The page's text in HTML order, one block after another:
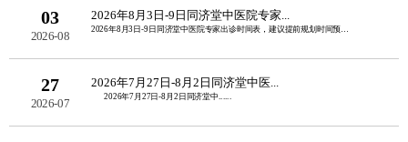
03
2026-08
2026年8月3日-9日同济堂中医院专家...
27
2026-07
2026年7月27日-8月2日同济堂中医...
2026年7月27日-8月2日同济堂中......